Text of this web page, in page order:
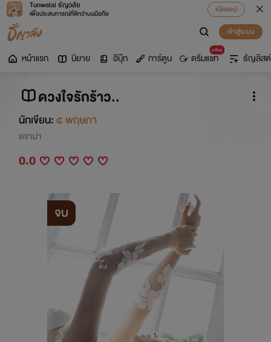
Tunwalai ธัญวลัย
เพื่อประสบการณ์ที่ดีกว่าบนมือถือ
เปิดแอป
เข้าสู่ระบบ
หน้าแรก นิยาย อีบุ๊ก การ์ตูน
มาใหม่
ดรีมแชท ธัญลิสต์
ดวงใจรักร้าว..
นักเขียน: ๕ พฤษภา
ดราม่า
0.0
จบ